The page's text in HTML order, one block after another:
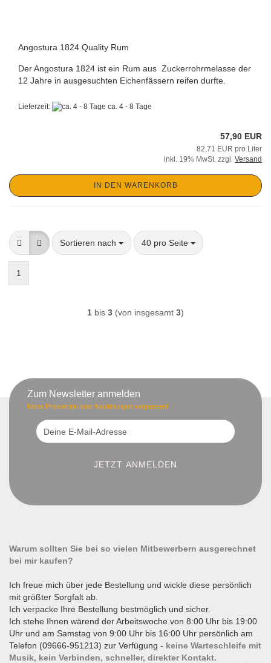
Angostura 1824 Quality Rum
Der Angostura 1824 ist ein Rum aus Zuckerrohrmelasse der
12 Jahre in ausgesuchten Eichenfässern reifen durfte.
Lieferzeit: ca. 4 - 8 Tage
57,90 EUR
82,71 EUR pro Liter
inkl. 19% MwSt. zzgl. Versand
IN DEN WARENKORB
Sortieren nach
Sortieren nach 40 pro Seite
pro Seite
1
1 bis 3 (von insgesamt 3)
Zum Newsletter anmelden
Keine Preisaktion oder Neulistungen verpassen!
Warum sollten Sie bei so vielen Mitbewerbern ausgerechnet
bei mir kaufen?
Ich freue mich über jede Bestellung und wickle diese persönlich
mit größter Sorgfalt ab.
Ich verpacke Ihre Bestellung bestmöglich und sicher.
Ich stehe Ihnen wärend der Arbeitswoche von 8:00 Uhr bis 19:00
Uhr und am Samstag von 9:00 Uhr bis 16:00 Uhr persönlich am
Telefon (09666-951213) zur Verfügung - keine Warteschleife mit
Musik, kein Verbinden, schneller, direkter Kontakt.